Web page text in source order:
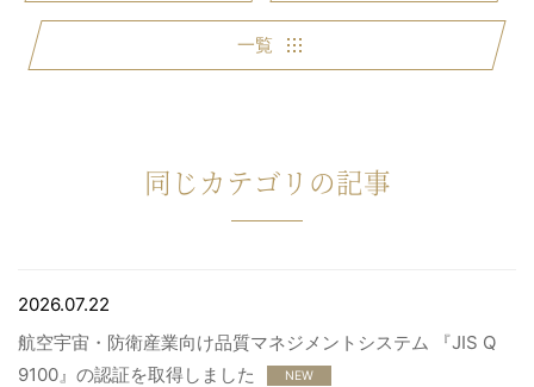
一覧
同じカテゴリの記事
2026.07.22
航空宇宙・防衛産業向け品質マネジメントシステム 『JIS Q
9100』の認証を取得しました
NEW